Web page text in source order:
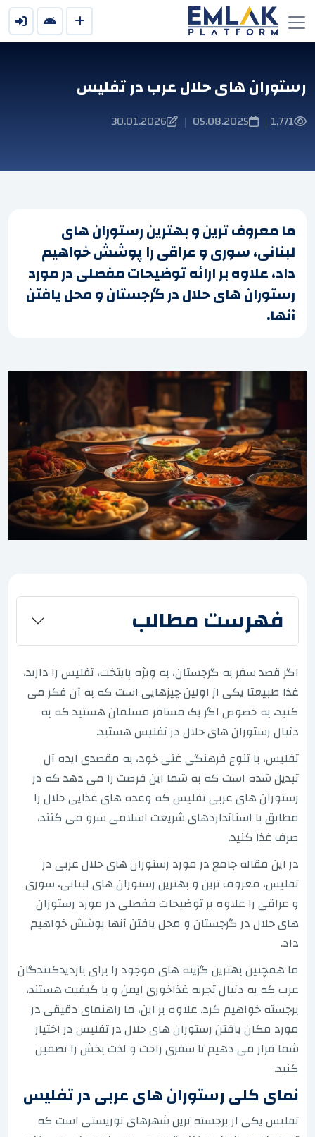
رستوران های حلال عرب در تفلیس
1,771
|
05.08.2025
|
30.01.2026
ما معروف ترین و بهترین رستوران های
لبنانی، سوری و عراقی را پوشش خواهیم
داد، علاوه بر ارائه توضیحات مفصلی در مورد
رستوران های حلال در گرجستان و محل یافتن
آنها.
فهرست مطالب
اگر قصد سفر به گرجستان، به ویژه پایتخت، تفلیس را دارید،
غذا طبیعتا یکی از اولین چیزهایی است که به آن فکر می
کنید، به خصوص اگر یک مسافر مسلمان هستید که به
دنبال رستوران های حلال در تفلیس هستید.
تفلیس، با تنوع فرهنگی غنی خود، به مقصدی ایده آل
تبدیل شده است که به شما این فرصت را می دهد که در
رستوران های عربی تفلیس که وعده های غذایی حلال را
مطابق با استانداردهای شریعت اسلامی سرو می کنند،
صرف غذا کنید.
در این مقاله جامع در مورد رستوران های حلال عربی در
تفلیس، معروف ترین و بهترین رستوران های لبنانی، سوری
و عراقی را علاوه بر توضیحات مفصلی در مورد رستوران
های حلال در گرجستان و محل یافتن آنها پوشش خواهیم
داد.
ما همچنین بهترین گزینه های موجود را برای بازدیدکنندگان
عرب که به دنبال تجربه غذاخوری ایمن و با کیفیت هستند،
برجسته خواهیم کرد. علاوه بر این، ما راهنمای دقیقی در
مورد مکان یافتن رستوران های حلال در تفلیس در اختیار
شما قرار می دهیم تا سفری راحت و لذت بخش را تضمین
کنید.
نمای کلی رستوران های عربی در تفلیس
تفلیس یکی از برجسته ترین شهرهای توریستی است که